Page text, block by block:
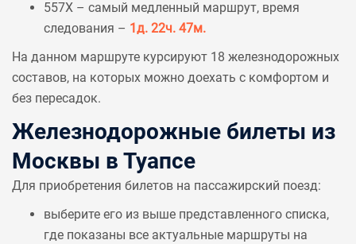
557Х – самый медленный маршрут, время
следования – 1д. 22ч. 47м.
На данном маршруте курсируют 18 железнодорожных
составов, на которых можно доехать с комфортом и
без пересадок.
Железнодорожные билеты из
Москвы в Туапсе
Для приобретения билетов на пассажирский поезд:
выберите его из выше представленного списка,
где показаны все актуальные маршруты на